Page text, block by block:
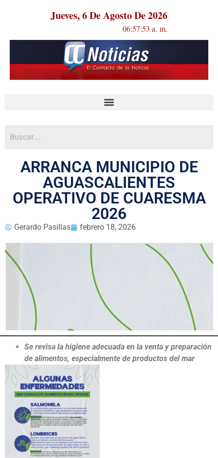
Jueves, 6 De Agosto De 2026
06:57:53 a. m.
ARRANCA MUNICIPIO DE
AGUASCALIENTES
OPERATIVO DE CUARESMA
2026
Gerardo Pasillas febrero 18, 2026
Se revisa la higiene adecuada en la venta y preparación
de alimentos, especialmente de productos del mar